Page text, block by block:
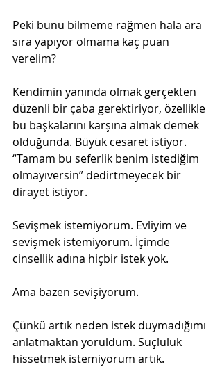
Peki bunu bilmeme rağmen hala ara
sıra yapıyor olmama kaç puan
verelim?
Kendimin yanında olmak gerçekten
düzenli bir çaba gerektiriyor, özellikle
bu başkalarını karşına almak demek
olduğunda. Büyük cesaret istiyor.
“Tamam bu seferlik benim istediğim
olmayıversin” dedirtmeyecek bir
dirayet istiyor.
Sevişmek istemiyorum. Evliyim ve
sevişmek istemiyorum. İçimde
cinsellik adına hiçbir istek yok.
Ama bazen sevişiyorum.
Çünkü artık neden istek duymadığımı
anlatmaktan yoruldum. Suçluluk
hissetmek istemiyorum artık.